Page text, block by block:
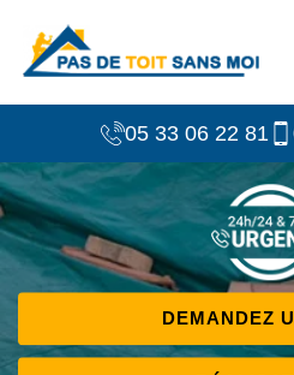
05 33 06 22 81
DEMANDEZ